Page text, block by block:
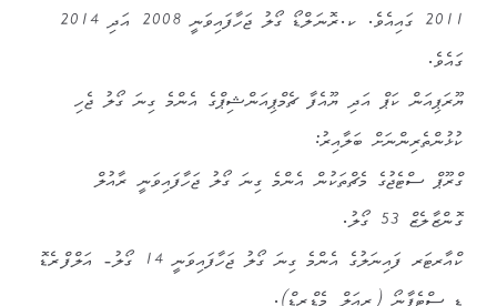
2011 ގައިއެވެ. ކ.ރޮނަލްޑޯ ގޯލު ޖަހާފައިވަނީ 2008 އަދި 2014
ގައެވެ.
ޔޫރަޕިއަން ކަޕް އަދި ޔޫއެފާ ޗެމްޕިއަންޝިޕްގެ އެންމެ ގިނަ ގޯލު ޖެހި
ކުޅުންތެރިންނަށް ބަލާއިރު:
ގްރޫޕް ސްޓެޖުގެ މެޗްތަކުން އެންމެ ގިނަ ގޯލު ޖަހާފައިވަނީ ރާއުލް
ގޮންޒާލެޒް 53 ގޯލު.
ކްއާރޓަރ ފައިނަލުގެ އެންމެ ގިނަ ގޯލު ޖަހާފައިވަނީ 14 ގޯލު- އަލްފްރެޑޮ